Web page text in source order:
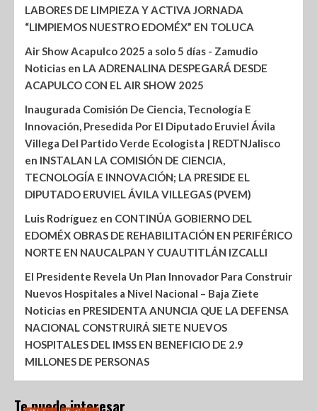
LABORES DE LIMPIEZA Y ACTIVA JORNADA
“LIMPIEMOS NUESTRO EDOMÉX” EN TOLUCA
Air Show Acapulco 2025 a solo 5 días - Zamudio
Noticias en LA ADRENALINA DESPEGARÁ DESDE
ACAPULCO CON EL AIR SHOW 2025
Inaugurada Comisión De Ciencia, Tecnología E
Innovación, Presedida Por El Diputado Eruviel Ávila
Villega Del Partido Verde Ecologista | REDTNJalisco
en INSTALAN LA COMISIÓN DE CIENCIA,
TECNOLOGÍA E INNOVACIÓN; LA PRESIDE EL
DIPUTADO ERUVIEL ÁVILA VILLEGAS (PVEM)
Luis Rodríguez en CONTINÚA GOBIERNO DEL
EDOMÉX OBRAS DE REHABILITACIÓN EN PERIFÉRICO
NORTE EN NAUCALPAN Y CUAUTITLÁN IZCALLI
El Presidente Revela Un Plan Innovador Para Construir
Nuevos Hospitales a Nivel Nacional – Baja Ziete
Noticias en PRESIDENTA ANUNCIA QUE LA DEFENSA
NACIONAL CONSTRUIRÁ SIETE NUEVOS
HOSPITALES DEL IMSS EN BENEFICIO DE 2.9
MILLONES DE PERSONAS
Te puede interesar